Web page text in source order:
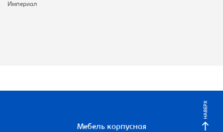
Империал
НАВЕРХ
Мебель корпусная